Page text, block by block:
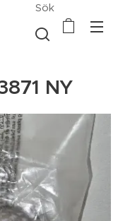
Sök
NY